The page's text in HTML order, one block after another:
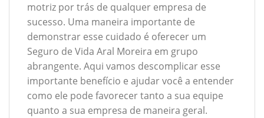
motriz por trás de qualquer empresa de
sucesso. Uma maneira importante de
demonstrar esse cuidado é oferecer um
Seguro de Vida Aral Moreira em grupo
abrangente. Aqui vamos descomplicar esse
importante benefício e ajudar você a entender
como ele pode favorecer tanto a sua equipe
quanto a sua empresa de maneira geral.